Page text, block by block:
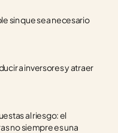
sin que sea necesario
a inversores y atraer
al riesgo: el
no siempre es una